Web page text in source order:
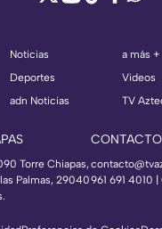
Noticias
Deportes
adn Noticias
a más +
Videos
TV
Torre Chiapas,
Palmas, 29040
CONTACTO
961 691 4010